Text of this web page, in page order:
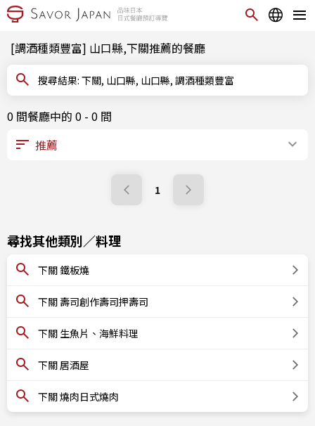
[調酒種類豐富] 山口縣,下關推薦的餐廳
搜尋結果: 下關, 山口縣, 山口縣, 調酒種類豐富
0 間餐廳中的 0 - 0 間
1
尋找其他類別／料理
下關 鐵板燒
下關 壽司創作壽司押壽司
下關 生魚片、海鮮料理
下關 居酒屋
下關 燒肉日式燒肉